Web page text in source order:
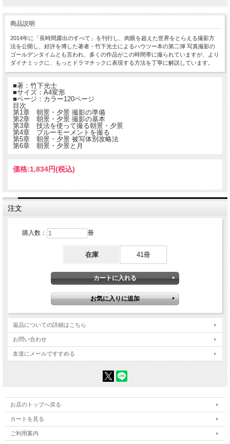
商品説明
2014年に「長時間露出のすべて」を刊行し、肉眼を超えた世界をとらえる撮影方
法を公開し、好評を博した著者・竹下光士によるハウツー本の第二弾 写真撮影の
ゴールデンタイムとも言われ、多くの作品がこの時間帯に撮られていますが、より
ダイナミックに、もっとドラマチックに表現する方法を丁寧に解説しています。
■著：竹下光士
■サイズ：A4変形
■ページ：カラー120ページ
目次
第1章 朝景・夕景 撮影の準備
第2章 朝景・夕景 撮影の基本
第3章 技法を使って撮る朝景・夕景
第4章 ブルーモーメントを撮る
第5章 朝景・夕景 被写体別攻略法
第6章 朝景・夕景と月
価格:1,834円(税込)
注文
購入数： 冊
在庫 41冊
返品についての詳細はこちら
お問い合わせ
友達にメールですすめる
お店のトップへ戻る
カートを見る
ご利用案内